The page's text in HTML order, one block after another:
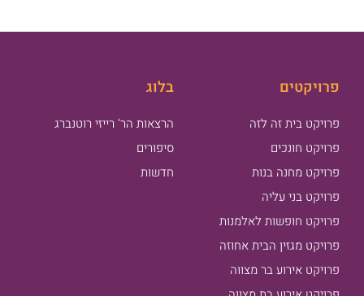
פרויקטים
פרויקט בית זה לזה
פרויקט חונכים
פרויקט מחנה בנות
פרויקט בני עליה
פרויקט חופשות לאלמנות
פרויקט מגזין הבית אחוזה
פרויקט אירוע בר מצווה
בלוג
הרצאות הר' רייזי רוטנברג
סיפורים
חדשות